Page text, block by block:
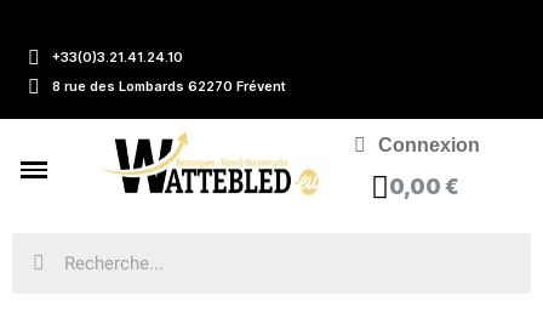
+33(0)3.21.41.24.10
8 rue des Lombards 62270 Frévent
Connexion
0,00 €